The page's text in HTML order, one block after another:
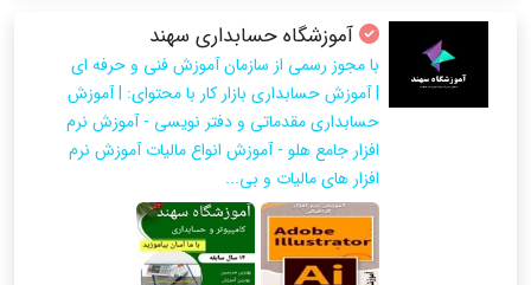
آموزشگاه حسابداری سهند
با مجوز رسمی از سازمان آموزش فنی و حرفه ای
| آموزش حسابداری بازار کار با محتوای: | آموزش
حسابداری مقدماتی و دفتر نویسی - آموزش نرم
افزار جامع هلو - آموزش انواع مالیات آموزش نرم
افزار های مالیات و بی...